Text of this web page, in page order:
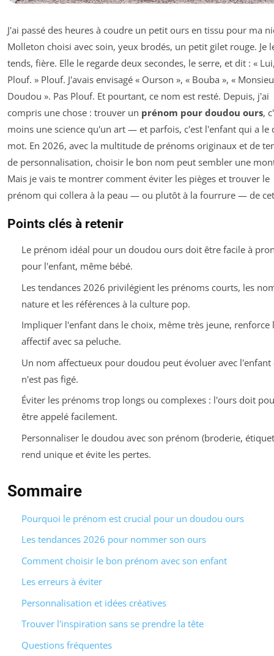
J'ai passé des heures à coudre un petit ours en tissu pour ma
Molleton choisi avec soin, yeux brodés, un petit gilet rouge. Je
tends, fière. Elle le regarde deux secondes, le serre, et dit : «
Plouf. » Plouf. J'avais envisagé « Ourson », « Bouba », «
Doudou ». Pas Plouf. Et pourtant, ce nom est resté. Depuis, j'ai
compris une chose : trouver un prénom pour doudou ours,
moins une science qu'un art — et parfois, c'est l'enfant qui a le
mot. En 2026, avec la multitude de prénoms originaux et de
de personnalisation, choisir le bon nom peut sembler une
Mais je vais te montrer comment éviter les pièges et trouver le
prénom qui collera à la peau — ou plutôt à la fourrure — de
Points clés à retenir
Le prénom idéal pour un doudou ours doit être facile à
pour l'enfant, même bébé.
Les tendances 2026 privilégient les prénoms courts, les
nature et les références à la culture pop.
Impliquer l'enfant dans le choix, même très jeune, renforce
affectif avec sa peluche.
Un nom affectueux pour doudou peut évoluer avec
n'est pas figé.
Éviter les prénoms trop longs ou complexes : l'ours doit
être appelé facilement.
Personnaliser le doudou avec son prénom (broderie,
rend unique et évite les pertes.
Sommaire
Pourquoi le prénom est crucial pour un doudou ours
Les tendances 2026 pour nommer son ours
Comment choisir le bon prénom avec son enfant
Les erreurs à éviter
Personnalisation et idées créatives
Trouver l'inspiration sans se prendre la tête
Questions fréquentes